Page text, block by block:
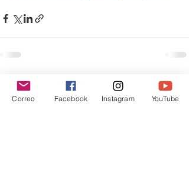
Entradas recientes Ver todo
Correo Facebook Instagram YouTube